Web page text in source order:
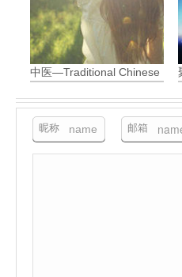
中医—Traditional Chinese
昵称 邮箱